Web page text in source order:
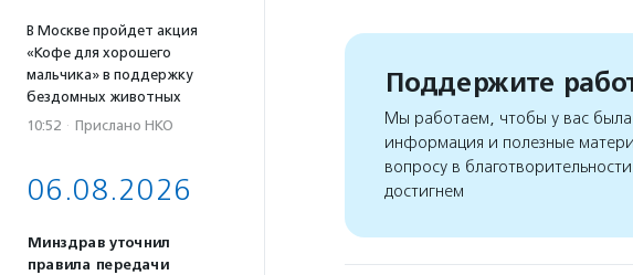
В Москве пройдет акция
«Кофе для хорошего
мальчика» в поддержку
бездомных животных
10:52 · Прислано НКО
06.08.2026
Минздрав уточнил
правила передачи
Поддержите
Мы работаем, чтобы у вас была
информация и полезные
вопросу в
достигнем